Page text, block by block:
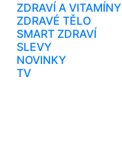
ZDRAVÍ A VITAMÍNY
ZDRAVÉ TĚLO
SMART ZDRAVÍ
SLEVY
NOVINKY
TV